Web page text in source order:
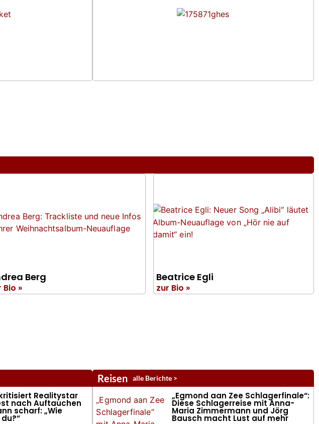
Berg
Bio »
Beatrice Egli
zur Bio »
Realitystar
nach Auftauchen
scharf: „Wie
Reisen alle Berichte >
„Egmond aan Zee Schlagerfinale“:
Diese Schlagerreise mit Anna-
Maria Zimmermann und Jörg
Bausch macht Lust auf mehr